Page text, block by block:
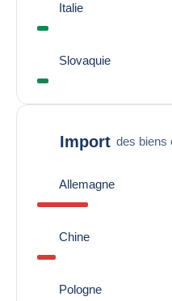
Italie
Slovaquie
Import des biens
Allemagne
Chine
Pologne